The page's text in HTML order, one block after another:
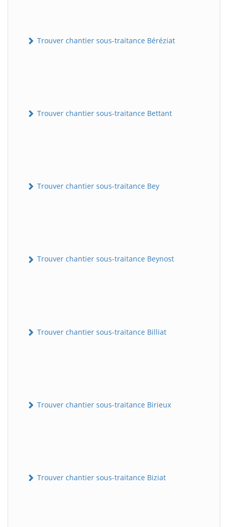
Trouver chantier sous-traitance Béréziat
Trouver chantier sous-traitance Bettant
Trouver chantier sous-traitance Bey
Trouver chantier sous-traitance Beynost
Trouver chantier sous-traitance Billiat
Trouver chantier sous-traitance Birieux
Trouver chantier sous-traitance Biziat